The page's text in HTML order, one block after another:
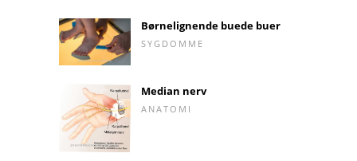
Børnelignende buede buer
SYGDOMME
Median nerv
ANATOMI